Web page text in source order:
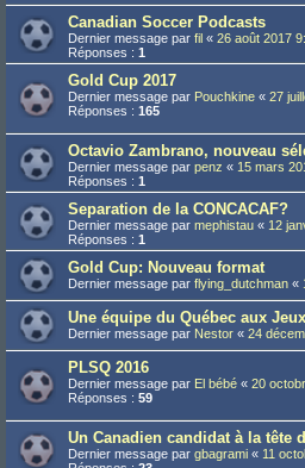
Canadian Soccer Podcasts
Dernier message par fil « 26 août 2017
Réponses : 1
Gold Cup 2017
Dernier message par Pouchkine « 27
Réponses : 165
Octavio Zambrano, nouveau
Dernier message par penz « 15 mars
Réponses : 1
Separation de la CONCACAF?
Dernier message par mephistau « 12
Réponses : 1
Gold Cup: Nouveau format
Dernier message par flying_dutchman «
Une équipe du Québec aux
Dernier message par Nestor « 24
PLSQ 2016
Dernier message par El bébé « 20
Réponses : 59
Un Canadien candidat à la tête
Dernier message par gbagrami « 11